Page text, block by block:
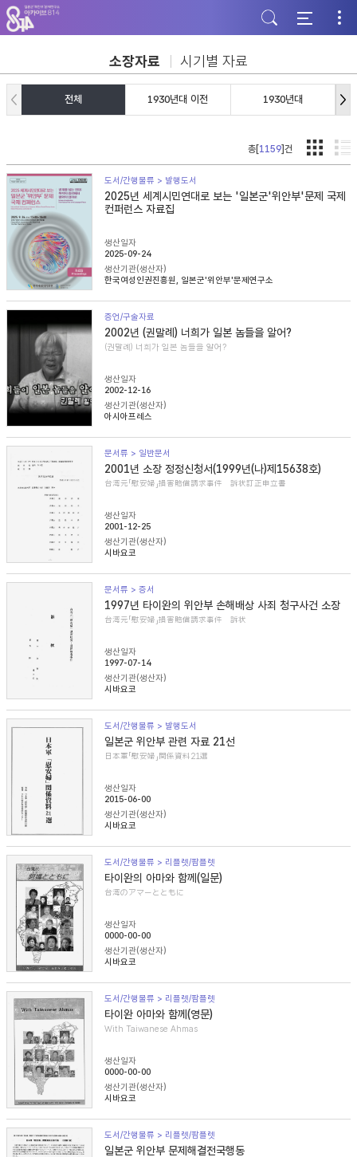
주
메
뉴
가
기
본
문
바
기
하
단
바
기
소장자료 시기별 자료
전체 1930년대 이전 1930년대
총[1159]건
도서/간행물류 > 발행도서
2025년 세계시민연대로 보는 '일본군'위안부'문제 국제
컨퍼런스 자료집
생산일자
2025-09-24
생산기관(생산자)
한국여성인권진흥원, 일본군'위안부'문제연구소
증언/구술자료
2002년 (권말례) 너희가 일본 놈들을 알어?
(권말례) 너희가 일본 놈들을 알어?
생산일자
2002-12-16
생산기관(생산자)
아시아프레스
문서류 > 일반문서
2001년 소장 정정신청서(1999년(나)제15638호)
台湾元「慰安婦」損害賠償請求事件 訴状訂正申立書
생산일자
2001-12-25
생산기관(생산자)
시바요코
문서류 > 증서
1997년 타이완의 위안부 손해배상 사죄 청구사건 소장
台湾元「慰安婦」損害賠償請求事件 訴状
생산일자
1997-07-14
생산기관(생산자)
시바요코
도서/간행물류 > 발행도서
일본군 위안부 관련 자료 21선
日本軍「慰安婦」関係資料21選
생산일자
2015-06-00
생산기관(생산자)
시바요코
도서/간행물류 > 리플렛/팜플렛
타이완의 아마와 함께(일문)
台湾のアマーとともに
생산일자
0000-00-00
생산기관(생산자)
시바요코
도서/간행물류 > 리플렛/팜플렛
타이완 아마와 함께(영문)
With Taiwanese Ahmas
생산일자
0000-00-00
생산기관(생산자)
시바요코
도서/간행물류 > 리플렛/팜플렛
일본군 위안부 문제해결전국행동